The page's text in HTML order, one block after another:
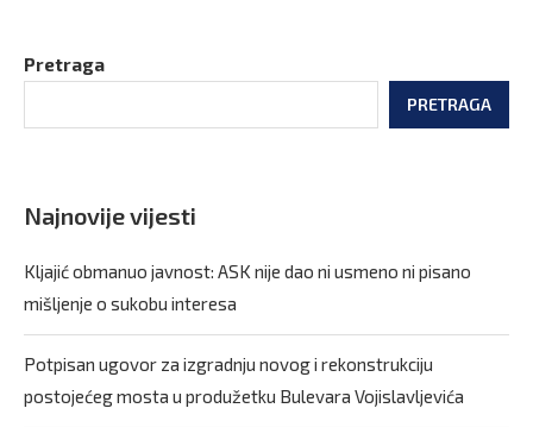
Pretraga
PRETRAGA
Najnovije vijesti
Kljajić obmanuo javnost: ASK nije dao ni usmeno ni pisano
mišljenje o sukobu interesa
Potpisan ugovor za izgradnju novog i rekonstrukciju
postojećeg mosta u produžetku Bulevara Vojislavljevića